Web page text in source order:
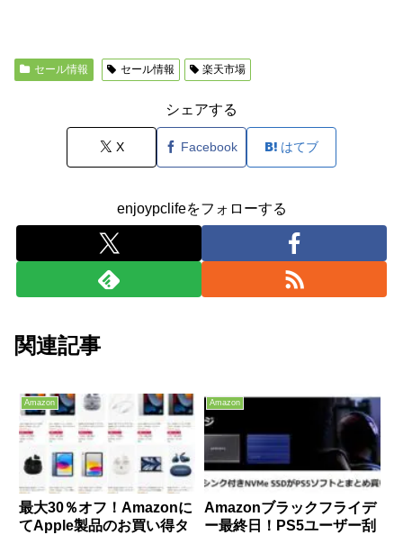
セール情報 セール情報 楽天市場
シェアする
X Facebook はてブ
enjoypclifeをフォローする
関連記事
Amazon
最大30％オフ！Amazonに
てApple製品のお買い得タ
Amazon
Amazonブラックフライデ
ー最終日！PS5ユーザー刮